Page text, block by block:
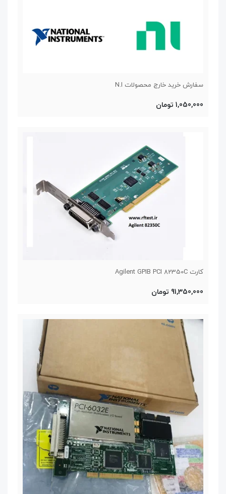
سفارش خرید خارج محصولات N.I
1,050,000 تومان
کارت Agilent GPIB PCI 82350C
91,350,000 تومان